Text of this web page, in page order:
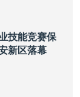
技能竞赛保
新区落幕